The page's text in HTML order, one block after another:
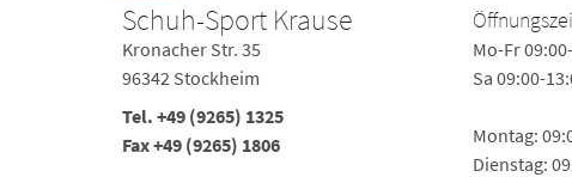
Schuh-Sport Krause
Kronacher Str. 35
96342 Stockheim
Tel. +49 (9265) 1325
Fax +49 (9265) 1806
Mo-Fr
Sa 09:00-
Montag:
Dienstag: